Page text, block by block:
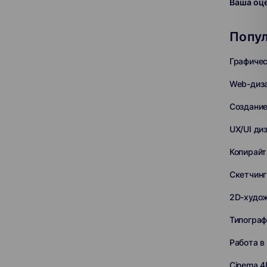
Ваша
Web-
UX/UI
Скетчинг
2D-
Работа
Cinema